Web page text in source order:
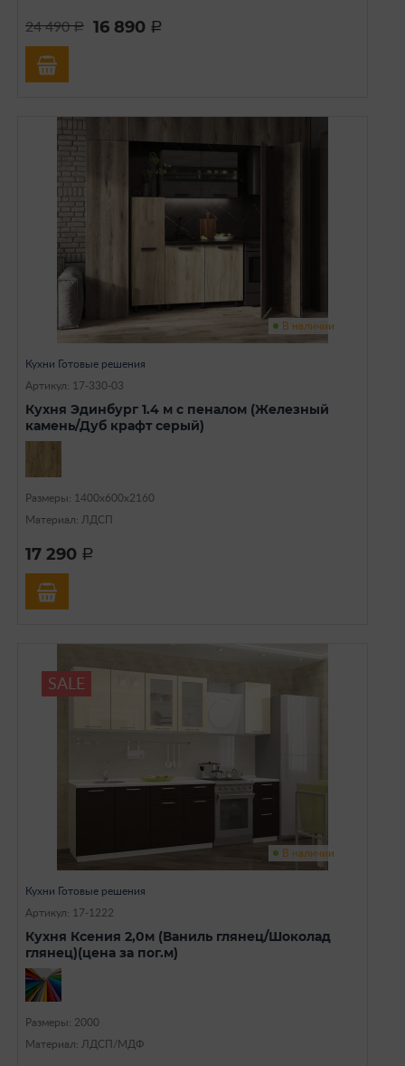
24 490a 16 890 a
В наличии
Кухни Готовые решения
Артикул: 17-330-03
Кухня Эдинбург 1.4 м с пеналом (Железный
камень/Дуб крафт серый)
Размеры: 1400х600х2160
Материал: ЛДСП
17 290 a
SALE
В наличии
Кухни Готовые решения
Артикул: 17-1222
Кухня Ксения 2,0м (Ваниль глянец/Шоколад
глянец)(цена за пог.м)
Размеры: 2000
Материал: ЛДСП/МДФ